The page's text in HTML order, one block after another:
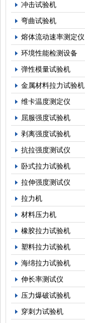
冲击试验机
弯曲试验机
熔体流动速率测定仪
环境性能检测设备
弹性模量试验机
金属材料拉力试验机
维卡温度测定仪
屈服强度试验机
剥离强度试验机
抗拉强度测试仪
卧式拉力试验机
拉伸强度测试仪
拉力机
材料压力机
橡胶拉力试验机
塑料拉力试验机
海绵拉力试验机
伸长率测试仪
压力爆破试验机
穿刺力试验机